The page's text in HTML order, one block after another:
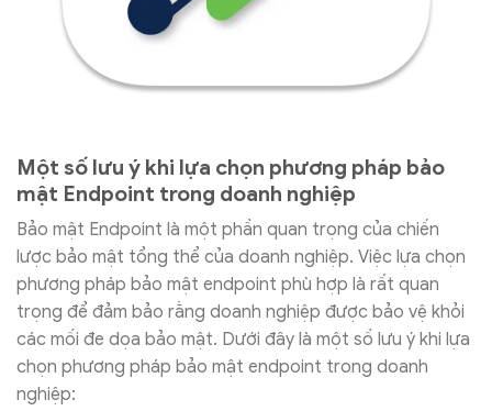
Một số lưu ý khi lựa chọn phương pháp bảo
mật Endpoint trong doanh nghiệp
Bảo mật Endpoint là một phần quan trọng của chiến
lược bảo mật tổng thể của doanh nghiệp. Việc lựa chọn
phương pháp bảo mật endpoint phù hợp là rất quan
trọng để đảm bảo rằng doanh nghiệp được bảo vệ khỏi
các mối đe dọa bảo mật. Dưới đây là một số lưu ý khi lựa
chọn phương pháp bảo mật endpoint trong doanh
nghiệp: